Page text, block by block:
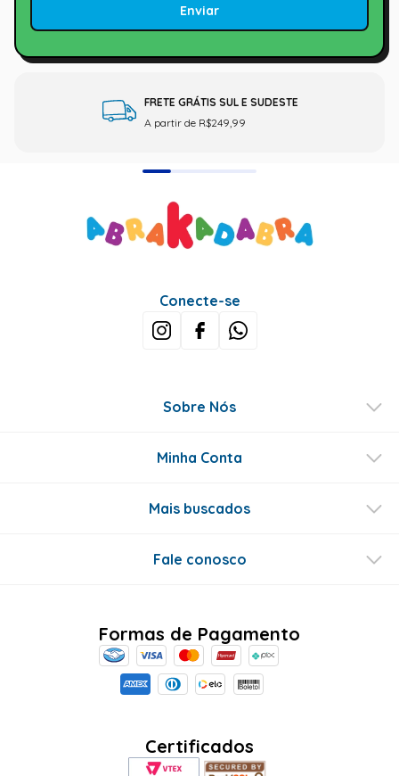
Enviar
FRETE GRÁTIS SUL E SUDESTE
A partir de R$249,99
Conecte-se
Sobre Nós
Minha Conta
Mais buscados
Fale conosco
Formas de Pagamento
Certificados